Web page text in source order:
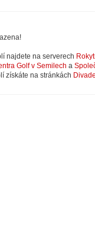
najdete na serverech
Golf v Semilech a
získáte na stránkách